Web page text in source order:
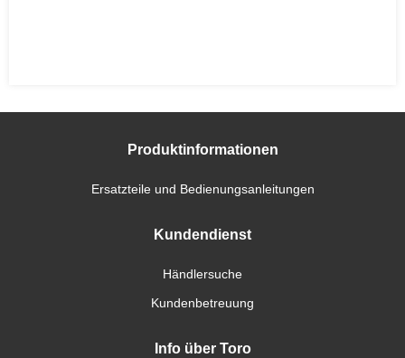
Produktinformationen
Ersatzteile und Bedienungsanleitungen
Kundendienst
Händlersuche
Kundenbetreuung
Info über Toro